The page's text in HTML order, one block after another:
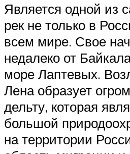
Является одной из
рек не только в
всем мире. Свое
недалеко от
море Лаптевых.
Лена образует
дельту, которая
большой
на территории